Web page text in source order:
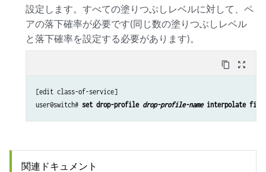
設定します。すべての塗りつぶしレベルに対して、ペ
アの落下確率が必要です(同じ数の塗りつぶしレベル
と落下確率を設定する必要があります)。
content_copy zoom_out_map
[edit class-of-service]
user@switch# set drop-profile drop-profile-name interpolate
関連ドキュメント